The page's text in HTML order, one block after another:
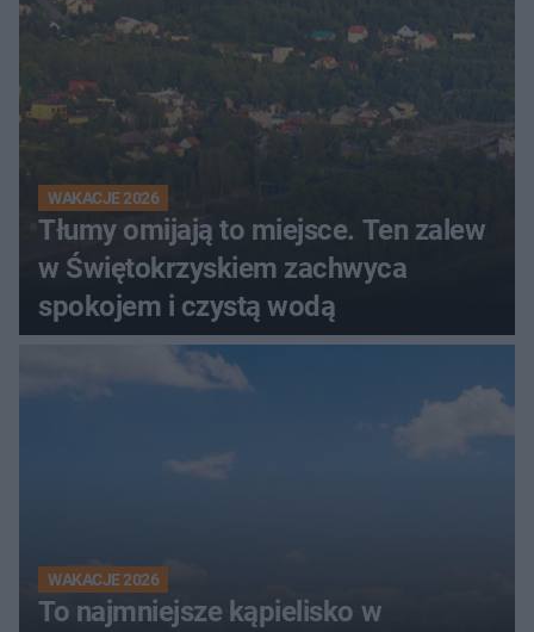
WAKACJE 2026
Tłumy omijają to miejsce. Ten zalew
w Świętokrzyskiem zachwyca
spokojem i czystą wodą
WAKACJE 2026
To najmniejsze kąpielisko w